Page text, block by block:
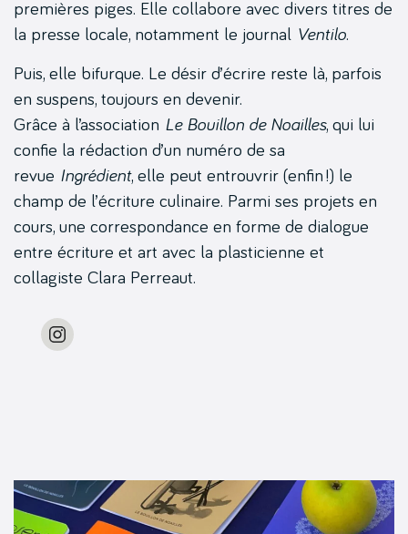
premières piges. Elle collabore avec divers titres de
la presse locale, notamment le journal Ventilo.
Puis, elle bifurque. Le désir d’écrire reste là, parfois
en suspens, toujours en devenir.
Grâce à l’association Le Bouillon de Noailles, qui lui
confie la rédaction d’un numéro de sa
revue Ingrédient, elle peut entrouvrir (enfin !) le
champ de l’écriture culinaire. Parmi ses projets en
cours, une correspondance en forme de dialogue
entre écriture et art avec la plasticienne et
collagiste Clara Perreaut.